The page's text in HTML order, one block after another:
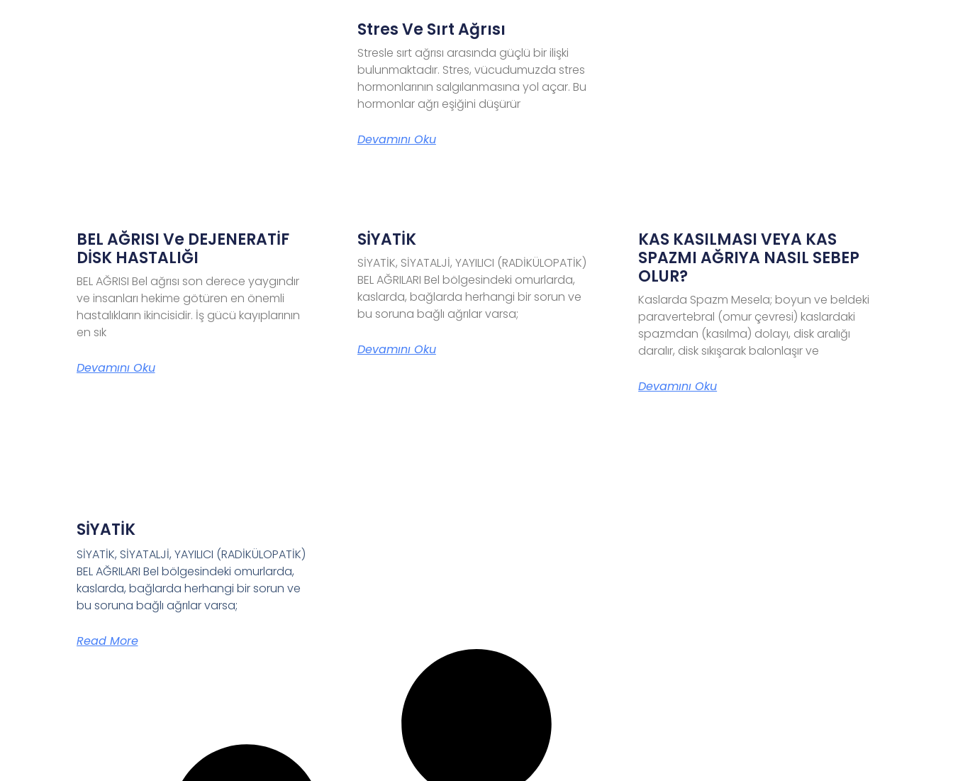
Stres Ve Sırt Ağrısı
Stresle sırt ağrısı arasında güçlü bir ilişki
bulunmaktadır. Stres, vücudumuzda stres
hormonlarının salgılanmasına yol açar. Bu
hormonlar ağrı eşiğini düşürür
Devamını Oku
BEL AĞRISI Ve DEJENERATİF
DİSK HASTALIĞI
BEL AĞRISI Bel ağrısı son derece yaygındır
ve insanları hekime götüren en önemli
hastalıkların ikincisidir. İş gücü kayıplarının
en sık
Devamını Oku
SİYATİK
SİYATİK, SİYATALJİ, YAYILICI (RADİKÜLOPATİK)
BEL AĞRILARI Bel bölgesindeki omurlarda,
kaslarda, bağlarda herhangi bir sorun ve
bu soruna bağlı ağrılar varsa;
Devamını Oku
KAS KASILMASI VEYA KAS
SPAZMI AĞRIYA NASIL SEBEP
OLUR?
Kaslarda Spazm Mesela; boyun ve beldeki
paravertebral (omur çevresi) kaslardaki
spazmdan (kasılma) dolayı, disk aralığı
daralır, disk sıkışarak balonlaşır ve
Devamını Oku
SİYATİK
SİYATİK, SİYATALJİ, YAYILICI (RADİKÜLOPATİK)
BEL AĞRILARI Bel bölgesindeki omurlarda,
kaslarda, bağlarda herhangi bir sorun ve
bu soruna bağlı ağrılar varsa;
Read More